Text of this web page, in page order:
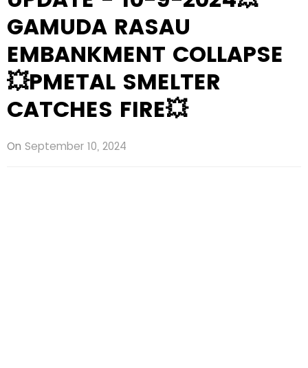
GAMUDA RASAU
EMBANKMENT COLLAPSE
💥PMETAL SMELTER
CATCHES FIRE💥
On September 10, 2024